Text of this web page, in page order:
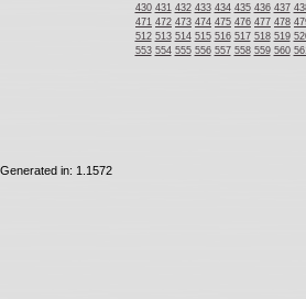
430 431 432 433 434 435 436 437
471 472 473 474 475 476 477 478
512 513 514 515 516 517 518 519
553 554 555 556 557 558 559 560
Generated in: 1.1572